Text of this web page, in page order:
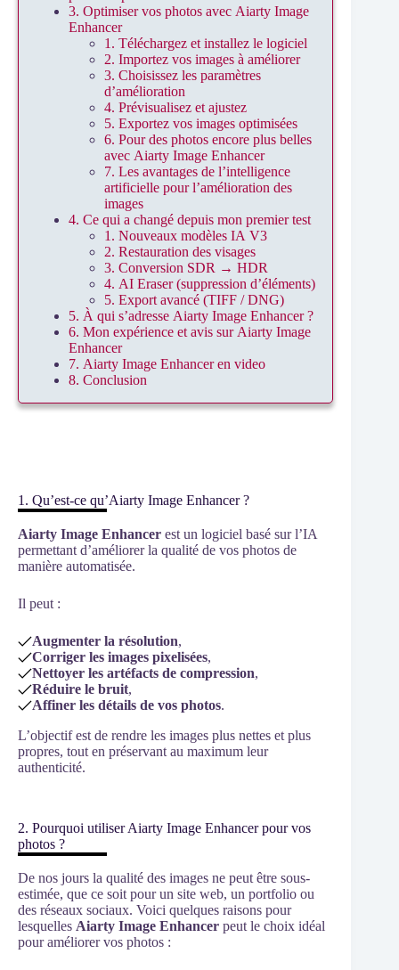
3. Optimiser vos photos avec Aiarty Image
Enhancer
1. Téléchargez et installez le logiciel
2. Importez vos images à améliorer
3. Choisissez les paramètres
d’amélioration
4. Prévisualisez et ajustez
5. Exportez vos images optimisées
6. Pour des photos encore plus belles
avec Aiarty Image Enhancer
7. Les avantages de l’intelligence
artificielle pour l’amélioration des
images
4. Ce qui a changé depuis mon premier test
1. Nouveaux modèles IA V3
2. Restauration des visages
3. Conversion SDR → HDR
4. AI Eraser (suppression d’éléments)
5. Export avancé (TIFF / DNG)
5. À qui s’adresse Aiarty Image Enhancer ?
6. Mon expérience et avis sur Aiarty Image
Enhancer
7. Aiarty Image Enhancer en video
8. Conclusion
1. Qu’est-ce qu’Aiarty Image Enhancer ?
Aiarty Image Enhancer est un logiciel basé sur l’IA
permettant d’améliorer la qualité de vos photos de
manière automatisée.
Il peut :
Augmenter la résolution,
Corriger les images pixelisées,
Nettoyer les artéfacts de compression,
Réduire le bruit,
Affiner les détails de vos photos.
L’objectif est de rendre les images plus nettes et plus
propres, tout en préservant au maximum leur
authenticité.
2. Pourquoi utiliser Aiarty Image Enhancer pour vos
photos ?
De nos jours la qualité des images ne peut être sous-
estimée, que ce soit pour un site web, un portfolio ou
des réseaux sociaux. Voici quelques raisons pour
lesquelles Aiarty Image Enhancer peut le choix idéal
pour améliorer vos photos :